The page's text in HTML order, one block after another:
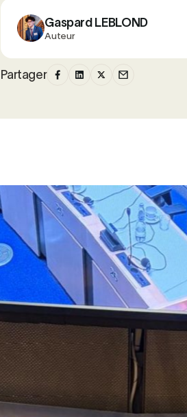
Gaspard LEBLOND
Auteur
Partager